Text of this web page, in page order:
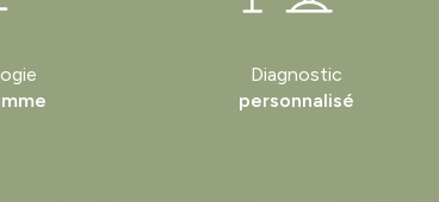
Diagnostic
personnalisé